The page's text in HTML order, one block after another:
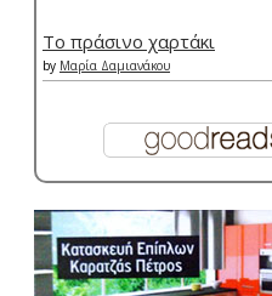
Το πράσινο χαρτάκι
by Μαρία Δαμιανάκου